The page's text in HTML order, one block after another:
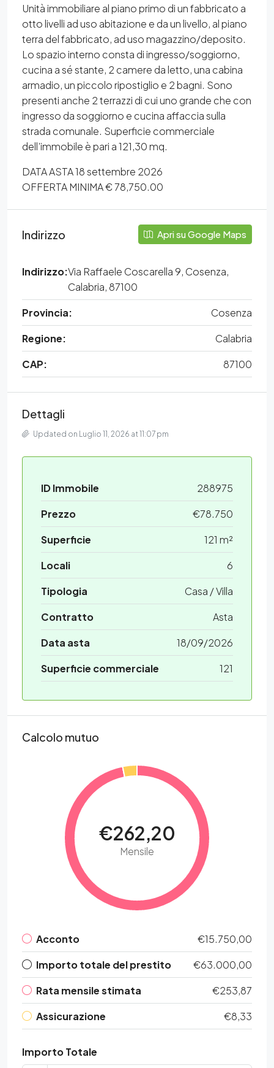
Unità immobiliare al piano primo di un fabbricato a
otto livelli ad uso abitazione e da un livello, al piano
terra del fabbricato, ad uso magazzino/deposito.
Lo spazio interno consta di ingresso/soggiorno,
cucina a sé stante, 2 camere da letto, una cabina
armadio, un piccolo ripostiglio e 2 bagni. Sono
presenti anche 2 terrazzi di cui uno grande che con
ingresso da soggiorno e cucina affaccia sulla
strada comunale. Superficie commerciale
dell’immobile è pari a 121,30 mq.
DATA ASTA 18 settembre 2026
OFFERTA MINIMA € 78,750.00
Indirizzo Apri su Google Maps
Indirizzo:Via Raffaele Coscarella 9, Cosenza,
Calabria, 87100
Provincia:
Cosenza
Regione:
Calabria
CAP:
87100
Dettagli
Updated on Luglio 11, 2026 at 11:07 pm
ID Immobile
288975
Prezzo
€78.750
Superficie
121 m²
Locali
6
Tipologia
Casa / Villa
Contratto
Asta
Data asta
18/09/2026
Superficie commerciale
121
Calcolo mutuo
€262,20
Mensile
Acconto
€15.750,00
Importo totale del prestito
€63.000,00
Rata mensile stimata
€253,87
Assicurazione
€8,33
Importo Totale